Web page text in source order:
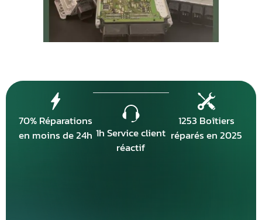
70% Réparations
en moins de 24h 1h Service client
réactif
1253 Boîtiers
réparés en 2025